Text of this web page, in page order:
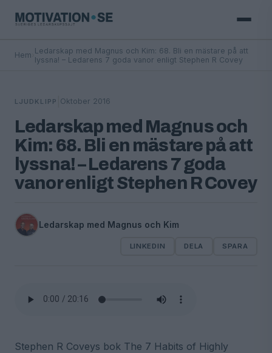
Hem Ledarskap med Magnus och Kim: 68. Bli en mästare på att
lyssna! – Ledarens 7 goda vanor enligt Stephen R Covey
LJUDKLIPP Oktober 2016
Ledarskap med Magnus och
Kim: 68. Bli en mästare på att
lyssna! – Ledarens 7 goda
vanor enligt Stephen R Covey
Ledarskap med Magnus och Kim
LINKEDIN DELA SPARA
Stephen R Coveys bok The 7 Habits of Highly